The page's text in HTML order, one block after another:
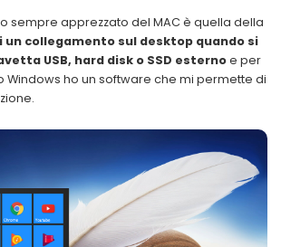
sempre apprezzato del MAC è quella della
un collegamento sul desktop quando si
USB, hard disk o SSD esternoe per
Windows ho un software che mi permette di